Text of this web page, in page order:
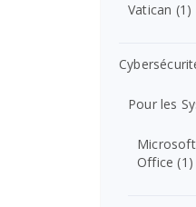
Vatican (1)
Pour les
Office (1)